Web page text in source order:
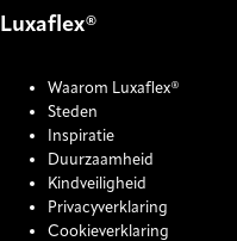
Luxaflex®
Waarom Luxaflex®
Steden
Inspiratie
Duurzaamheid
Kindveiligheid
Privacyverklaring
Cookieverklaring